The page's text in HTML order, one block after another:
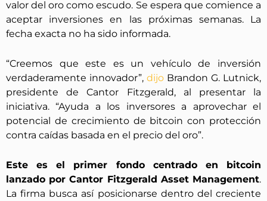
valor del oro como escudo. Se espera que comience a
aceptar inversiones en las próximas semanas. La
fecha exacta no ha sido informada.
“Creemos que este es un vehículo de inversión
verdaderamente innovador”, dijo Brandon G. Lutnick,
presidente de Cantor Fitzgerald, al presentar la
iniciativa. “Ayuda a los inversores a aprovechar el
potencial de crecimiento de bitcoin con protección
contra caídas basada en el precio del oro”.
Este es el primer fondo centrado en bitcoin
lanzado por Cantor Fitzgerald Asset Management.
La firma busca así posicionarse dentro del creciente